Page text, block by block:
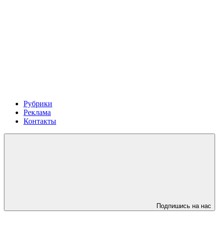
Рубрики
Реклама
Контакты
Подпишись на нас